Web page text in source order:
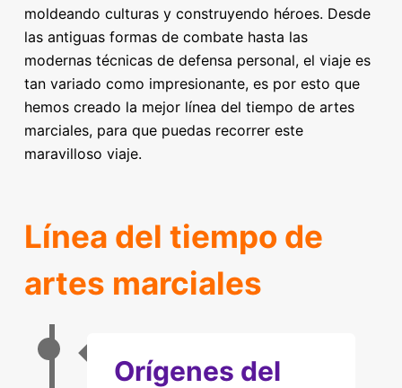
moldeando culturas y construyendo héroes. Desde
las antiguas formas de combate hasta las
modernas técnicas de defensa personal, el viaje es
tan variado como impresionante, es por esto que
hemos creado la mejor línea del tiempo de artes
marciales, para que puedas recorrer este
maravilloso viaje.
Línea del tiempo de
artes marciales
Orígenes del